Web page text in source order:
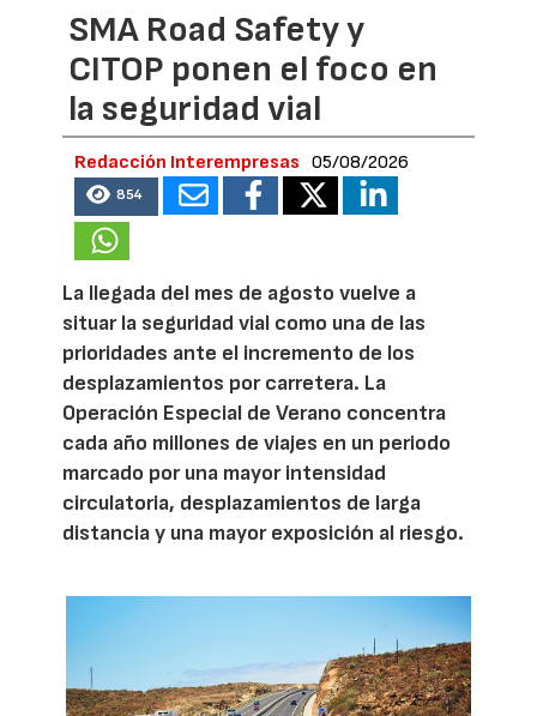
SMA Road Safety y
CITOP ponen el foco en
la seguridad vial
Redacción Interempresas 05/08/2026
854
La llegada del mes de agosto vuelve a
situar la seguridad vial como una de las
prioridades ante el incremento de los
desplazamientos por carretera. La
Operación Especial de Verano concentra
cada año millones de viajes en un periodo
marcado por una mayor intensidad
circulatoria, desplazamientos de larga
distancia y una mayor exposición al riesgo.